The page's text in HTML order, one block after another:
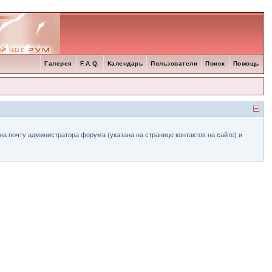
Помощь
Поиск
Пользователи
Календарь
F.A.Q.
Галерея
администратора форума (указана на странице контактов на сайте) и